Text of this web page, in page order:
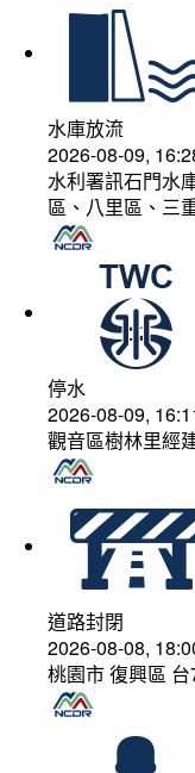
水庫放流
2026-08-09,
水利署訊石門水
區、八里區、三
停水
2026-08-09,
觀音區樹林里經
道路封閉
2026-08-08,
桃園市 復興區